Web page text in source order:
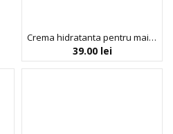
Crema hidratanta pentru maini si unghii, cu parfum de piersica, Peche Chantilly, Inuwet, 60 ml
39.00 lei